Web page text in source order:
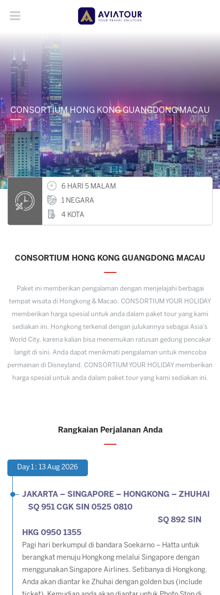
CONSORTIUM HONG KONG GUANGDONG MACAU
6 HARI 5 MALAM
1 NEGARA
4 KOTA
CONSORTIUM HONG KONG GUANGDONG MACAU
Paket ini memberikan pengalaman dengan menjelajahi berbagai
tempat wisata di Hongkong & Macao. CONSORTIUM YOUR HOLIDAY
memberikan harga spesial untuk anda dalam paket tour yang kami
sediakan ini. Hongkong terkenal dengan julukannya sebagai Asia’s
World City, karena kalian bisa menemukan ratusan gedung pencakar
langit di sini. Anda dapat menikmati pengalaman untuk mencoba
permainan di Disneyland. CONSORTIUM YOUR HOLIDAY memberikan
harga spesial untuk anda dalam paket tour yang kami sediakan ini.
Rangkaian Perjalanan Anda
Day 1 : 13 Aug 2026
JAKARTA – SINGAPORE – HONGKONG – ZHUHAI
SQ 951 CGK SIN 0525 0810
SQ 892 SIN
HKG 0950 1355
Pagi hari berkumpul di bandara Soekarno – Hatta untuk
berangkat menuju Hongkong melalui Singapore dengan
menggunakan Singapore Airlines. Setibanya di Hongkong,
Anda akan diantar ke Zhuhai dengan golden bus (include